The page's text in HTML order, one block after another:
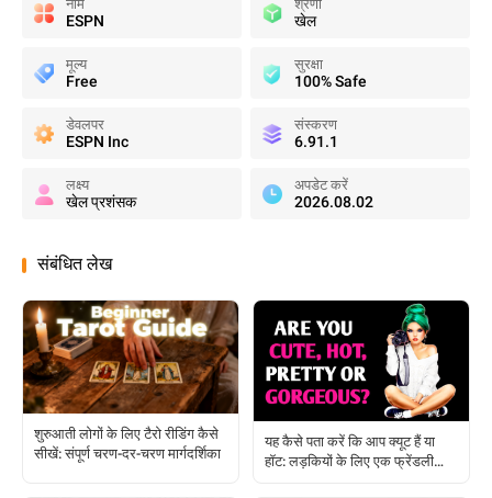
नाम
ESPN
श्रेणी
खेल
मूल्य
Free
सुरक्षा
100% Safe
डेवलपर
ESPN Inc
संस्करण
6.91.1
लक्ष्य
खेल प्रशंसक
अपडेट करें
2026.08.02
संबंधित लेख
शुरुआती लोगों के लिए टैरो रीडिंग कैसे
सीखें: संपूर्ण चरण-दर-चरण मार्गदर्शिका
यह कैसे पता करें कि आप क्यूट हैं या
हॉट: लड़कियों के लिए एक फ्रेंडली